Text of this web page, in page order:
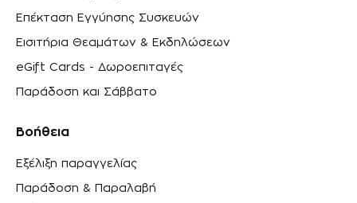
Επέκταση Εγγύησης Συσκευών
Εισιτήρια Θεαμάτων & Εκδηλώσεων
eGift Cards - Δωροεπιταγές
Παράδοση και Σάββατο
Βοήθεια
Εξέλιξη παραγγελίας
Παράδοση & Παραλαβή